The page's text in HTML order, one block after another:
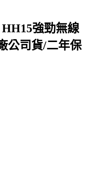
強勁無線
公司貨/二年保